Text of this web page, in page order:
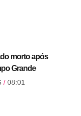
morto após
Grande
08:01